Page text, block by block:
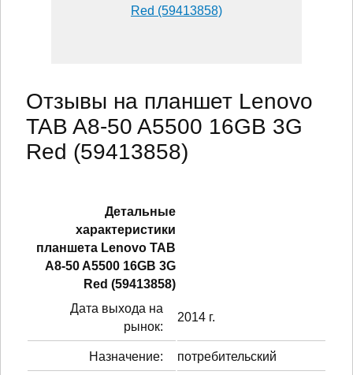
Red (59413858)
Отзывы на планшет Lenovo
TAB A8-50 A5500 16GB 3G
Red (59413858)
Детальные
характеристики
планшетa Lenovo TAB
A8-50 A5500 16GB 3G
Red (59413858)
Дата выхода на
рынок:
2014 г.
Назначение: потребительский